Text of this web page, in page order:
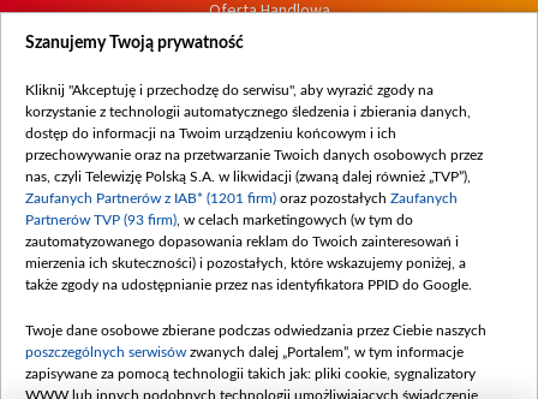
Oferta Handlowa
Dostępność
Procedura zgłoszeń wewnętrznych
Szanujemy Twoją prywatność
Kliknij "Akceptuję i przechodzę do serwisu", aby wyrazić zgody na
korzystanie z technologii automatycznego śledzenia i zbierania danych,
dostęp do informacji na Twoim urządzeniu końcowym i ich
przechowywanie oraz na przetwarzanie Twoich danych osobowych przez
nas, czyli Telewizję Polską S.A. w likwidacji (zwaną dalej również „TVP”),
Zaufanych Partnerów z IAB* (1201 firm) oraz pozostałych Zaufanych
Partnerów TVP (93 firm) , w celach marketingowych (w tym do
zautomatyzowanego dopasowania reklam do Twoich zainteresowań i
mierzenia ich skuteczności) i pozostałych, które wskazujemy poniżej, a
także zgody na udostępnianie przez nas identyfikatora PPID do Google.
Twoje dane osobowe zbierane podczas odwiedzania przez Ciebie naszych
poszczególnych serwisów zwanych dalej „Portalem”, w tym informacje
zapisywane za pomocą technologii takich jak: pliki cookie, sygnalizatory
WWW lub innych podobnych technologii umożliwiających świadczenie